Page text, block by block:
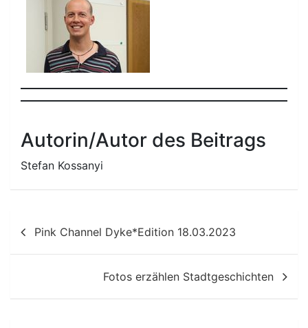
Autorin/Autor des Beitrags
Stefan Kossanyi
Beitragsnavigation
Pink Channel Dyke*Edition 18.03.2023
Fotos erzählen Stadtgeschichten